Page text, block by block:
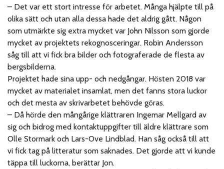
– Det var ett stort intresse för arbetet. Många hjälpte till på
olika sätt och utan alla dessa hade det aldrig gått. Någon
som utmärkte sig extra mycket var John Nilsson som gjorde
mycket av projektets rekognosceringar. Robin Andersson
såg till att vi fick bra bilder och fotograferade de flesta av
bergsbilderna.
Projektet hade sina upp- och nedgångar. Hösten 2018 var
mycket av materialet insamlat, men det fanns stora luckor
och det mesta av skrivarbetet behövde göras.
– Då hörde den mångårige klättraren Ingemar Mellgard av
sig och bidrog med kontaktuppgifter till äldre klättrare som
Olle Stormark och Lars-Ove Lindblad. Han såg också till att
vi fick tag på litteratur som saknades. Det gjorde att vi kunde
täppa till luckorna, berättar Jon.